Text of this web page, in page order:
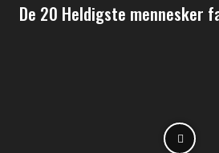
De 20 Heldigste mennesker